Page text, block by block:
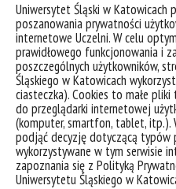
Uniwersytet Śląski w Katowicach
poszanowania prywatności
internetowe Uczelni. W celu
prawidłowego funkcjonowania i
poszczególnych użytkowników,
Śląskiego w Katowicach
ciasteczka). Cookies to małe
do przeglądarki internetowej
(komputer, smartfon, tablet, itp.).
podjąć decyzję dotyczącą typów
wykorzystywane w tym serwisie
zapoznania się z Polityką
Uniwersytetu Śląskiego w
Projekt dofinansowano w
odpowiedzialność nauki”